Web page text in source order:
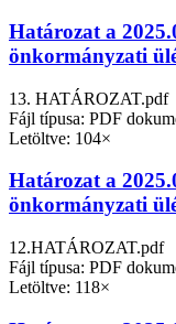
Határozat a
önkormányzati
13. HATÁROZAT.pdf
Fájl típusa: PDF
Letöltve: 104×
Határozat a
önkormányzati
12.HATÁROZAT.pdf
Fájl típusa: PDF
Letöltve: 118×